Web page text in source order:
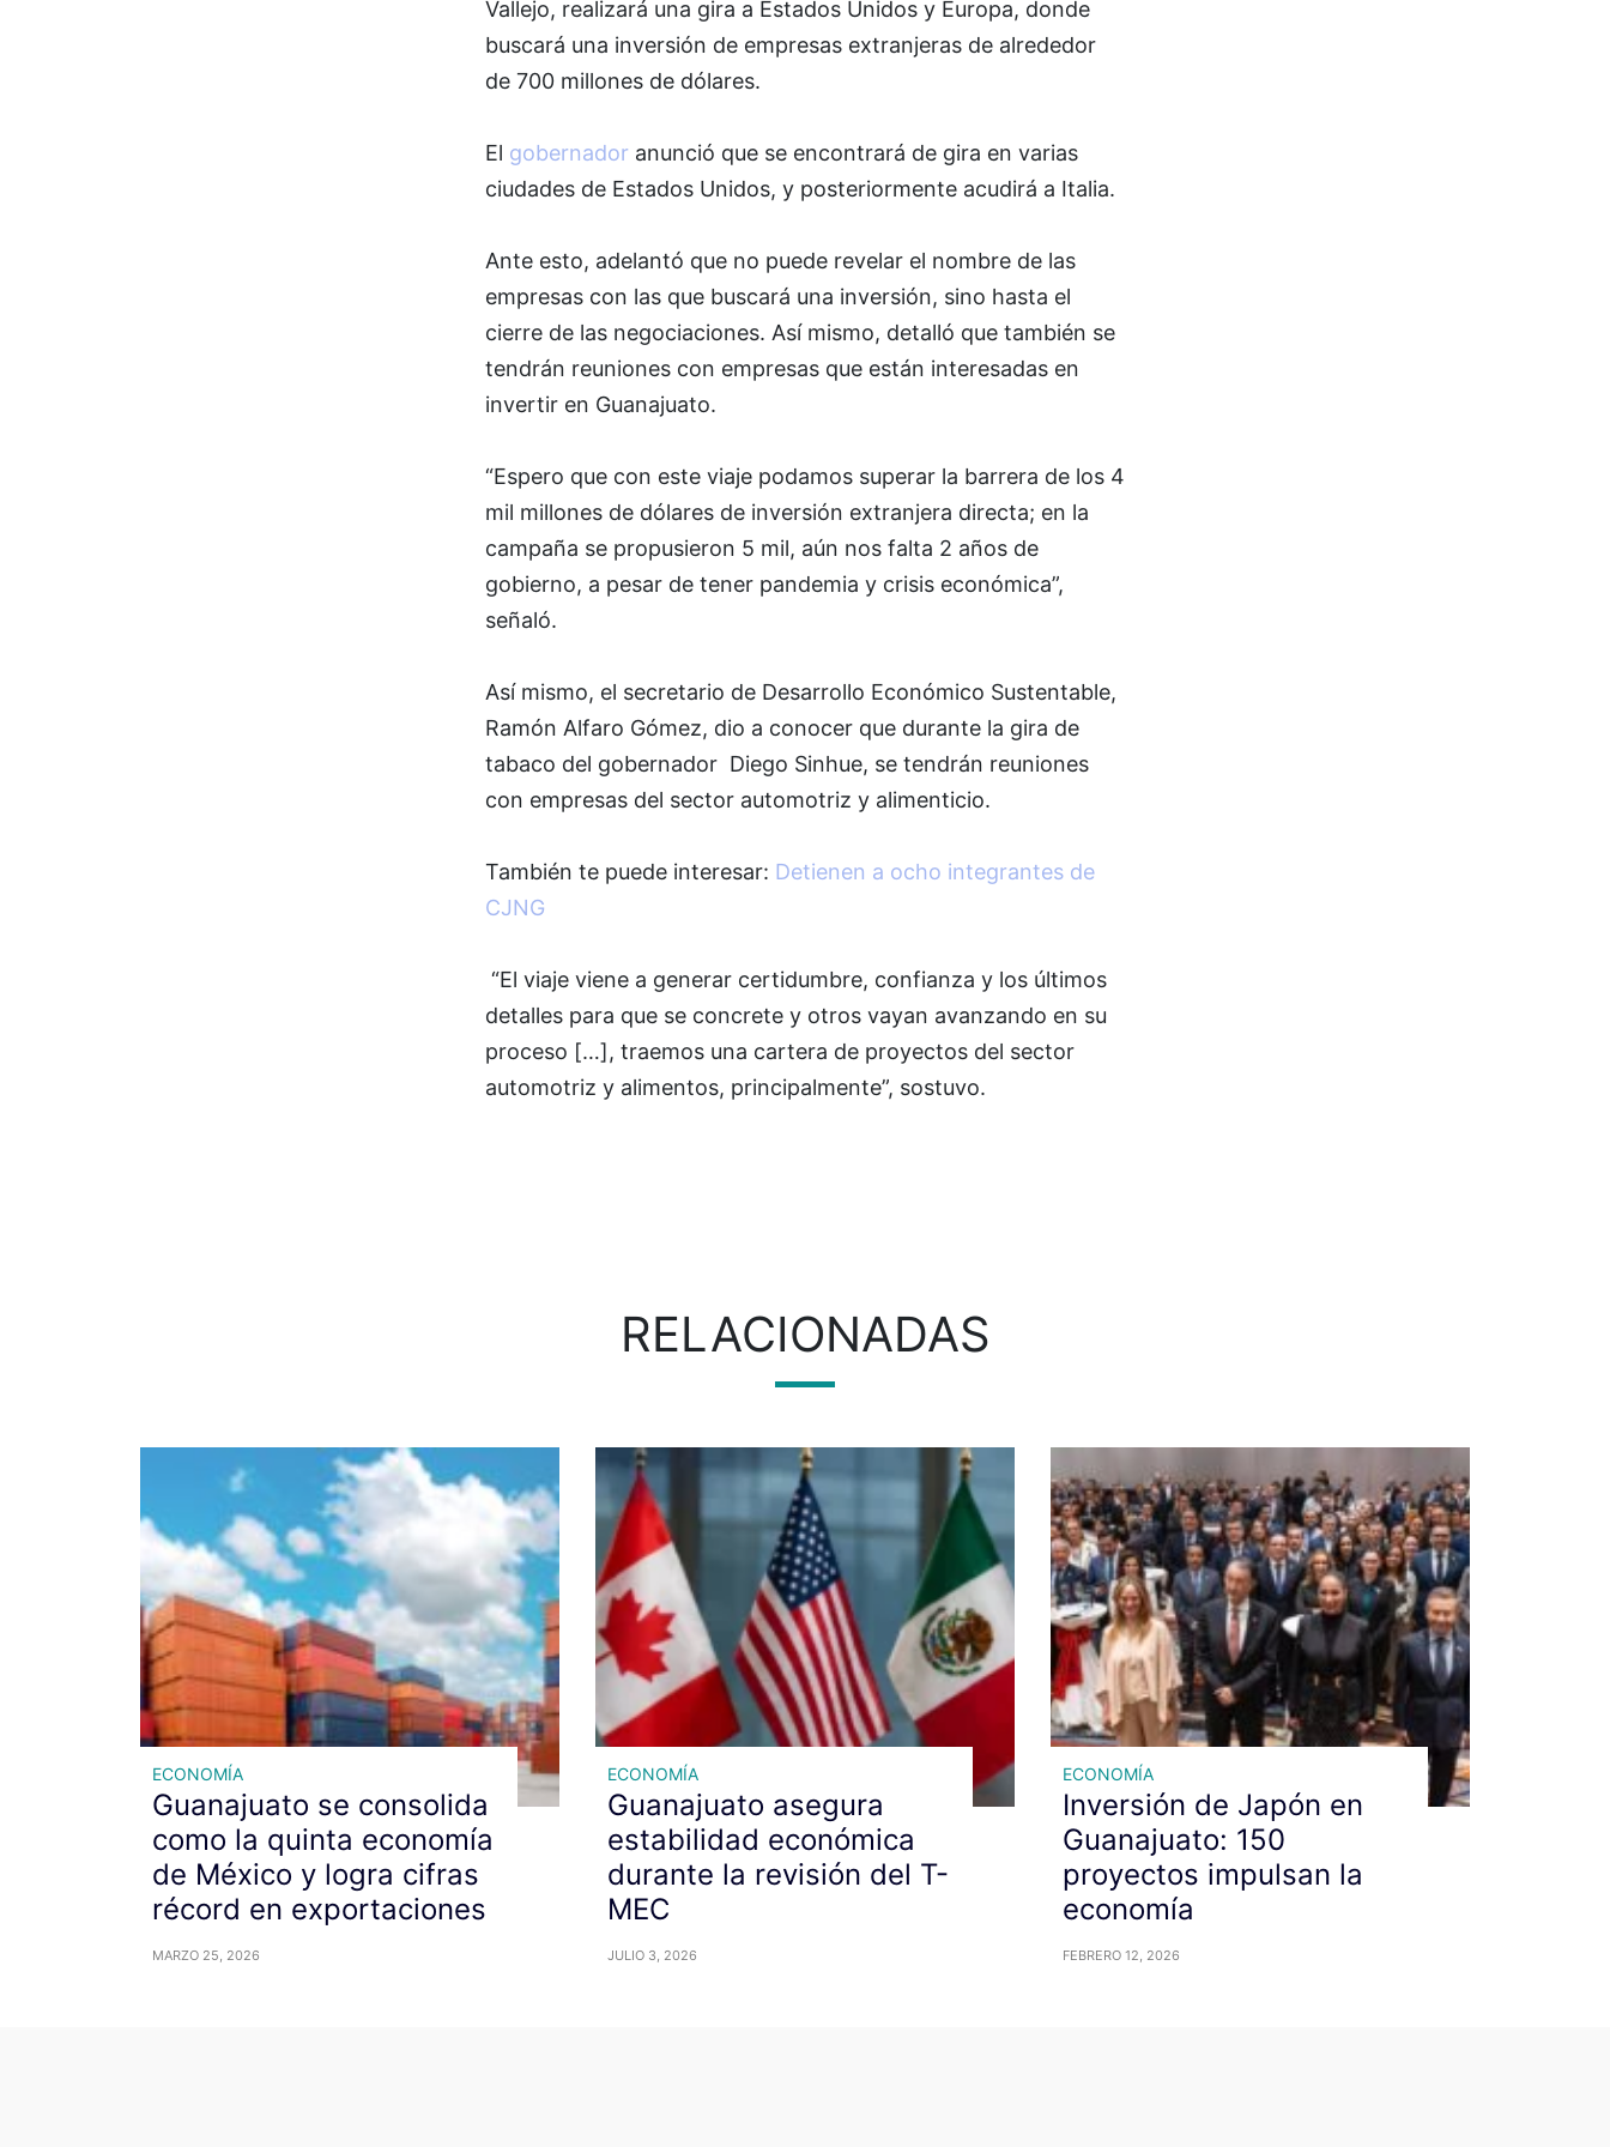
Vallejo, realizará una gira a Estados Unidos y Europa, donde
buscará una inversión de empresas extranjeras de alrededor
de 700 millones de dólares.
El gobernadoranunció que se encontrará de gira en varias
ciudades de Estados Unidos, y posteriormente acudirá a Italia.
Ante esto, adelantó que no puede revelar el nombre de las
empresas con las que buscará una inversión, sino hasta el
cierre de las negociaciones. Así mismo, detalló que también se
tendrán reuniones con empresas que están interesadas en
invertir en Guanajuato.
“Espero que con este viaje podamos superar la barrera de los 4
mil millones de dólares de inversión extranjera directa; en la
campaña se propusieron 5 mil, aún nos falta 2 años de
gobierno, a pesar de tener pandemia y crisis económica”,
señaló.
Así mismo, el secretario de Desarrollo Económico Sustentable,
Ramón Alfaro Gómez, dio a conocer que durante la gira de
tabaco del gobernador Diego Sinhue, se tendrán reuniones
con empresas del sector automotriz y alimenticio.
También te puede interesar: Detienen a ocho integrantes de
CJNG
“El viaje viene a generar certidumbre, confianza y los últimos
detalles para que se concrete y otros vayan avanzando en su
proceso […], traemos una cartera de proyectos del sector
automotriz y alimentos, principalmente”, sostuvo.
RELACIONADAS
ECONOMÍA
Guanajuato se consolida
como la quinta economía
de México y logra cifras
récord en exportaciones
MARZO 25, 2026
ECONOMÍA
Guanajuato asegura
estabilidad económica
durante la revisión del T-
MEC
JULIO 3, 2026
ECONOMÍA
Inversión de Japón en
Guanajuato: 150
proyectos impulsan la
economía
FEBRERO 12, 2026